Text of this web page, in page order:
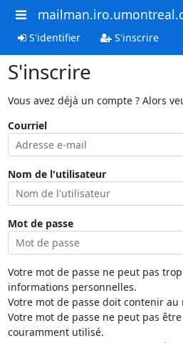
S'identifier S'inscrire
S'inscrire
Vous avez déjà un compte ? Alors
Courriel
Nom de l'utilisateur
Mot de passe
Votre mot de passe ne peut pas
informations personnelles.
Votre mot de passe doit contenir
Votre mot de passe ne peut pas
couramment utilisé.